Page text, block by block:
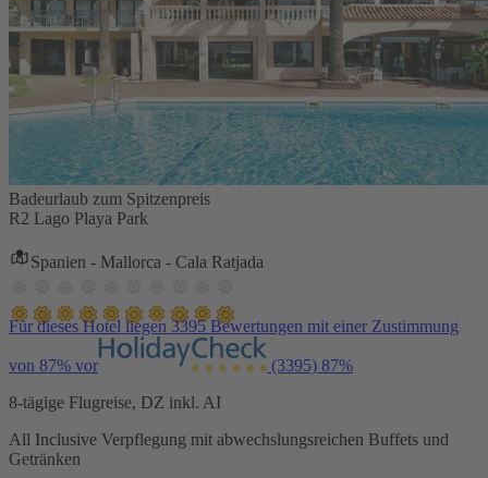
Badeurlaub zum Spitzenpreis
R2 Lago Playa Park
Spanien - Mallorca - Cala Ratjada
Für dieses Hotel liegen 3395 Bewertungen mit einer Zustimmung
von 87% vor (3395) 87%
8-tägige Flugreise, DZ inkl. AI
All Inclusive Verpflegung mit abwechslungsreichen Buffets und
Getränken